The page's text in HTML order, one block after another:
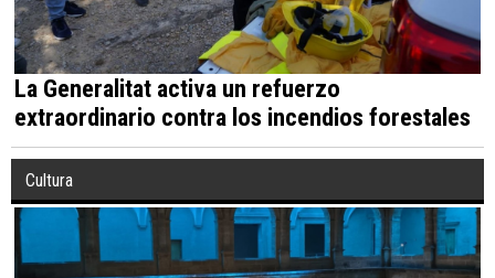
La Generalitat activa un refuerzo
extraordinario contra los incendios forestales
Cultura